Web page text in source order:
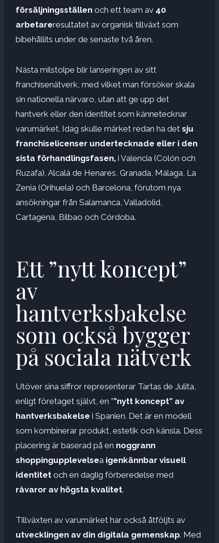
försäljningsställen och ett team av 40
arbetareresultatet av organisk tillväxt som
bibehållits under de senaste två åren.
Nästa milstolpe blir lanseringen av sitt
franchisenätverk, med vilket man försöker skala
sin nationella närvaro, utan att ge upp det
hantverk eller den identitet som kännetecknar
varumärket. Idag skulle märket redan ha det sju
franchiselicenser undertecknade eller i den
sista förhandlingsfasen, i Valencia (Colón och
Ruzafa), Alcalá de Henares, Granada, Málaga, La
Zenia (Orihuela) och Barcelona, ​​förutom nya
ansökningar från Salamanca, Valladolid,
Cartagena, Bilbao och Córdoba.
Ett ”nytt koncept”
av
hantverksbakelse
som också bygger
på sociala nätverk
Utöver sina siffror representerar Tartas de Julita,
enligt företaget självt, en ””nytt koncept” av
hantverksbakelse i Spanien. Det är en modell
som kombinerar produkt, estetik och känsla. Dess
placering är baserad på en noggrann
shoppingupplevelsea igenkännbar visuell
identitet och en daglig förberedelse med
råvaror av högsta kvalitet.
Tillväxten av varumärket har också åtföljts av
utvecklingen av din digitala gemenskap. Med